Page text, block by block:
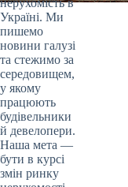
Україні. Ми
пишемо
новини галузі
та стежимо за
середовищем,
у якому
працюють
будівельники
й девелопери.
Наша мета —
бути в курсі
змін ринку